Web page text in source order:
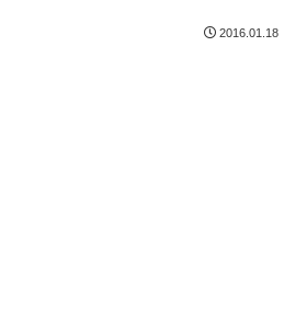
2016.01.18